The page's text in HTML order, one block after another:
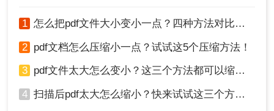
1 怎么把pdf文件大小变小一点？四种方法对比，一看就懂！
2 pdf文档怎么压缩小一点？试试这5个压缩方法！
3 pdf文件太大怎么变小？这三个方法都可以缩小！
4 扫描后pdf太大怎么缩小？快来试试这三个方法！